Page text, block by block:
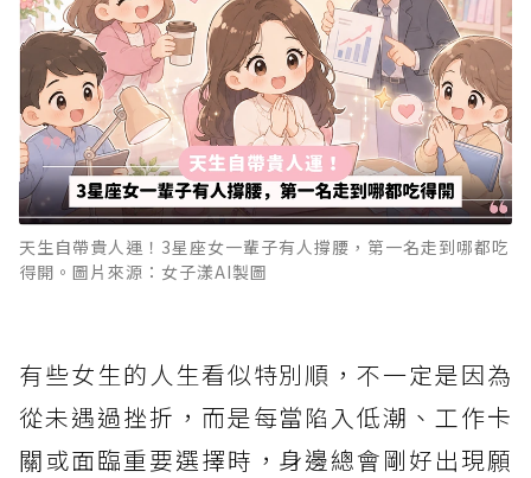
天生自帶貴人運！3星座女一輩子有人撐腰，第一名走到哪都吃
得開。圖片來源：女子漾AI製圖
有些女生的人生看似特別順，不一定是因為
從未遇過挫折，而是每當陷入低潮、工作卡
關或面臨重要選擇時，身邊總會剛好出現願